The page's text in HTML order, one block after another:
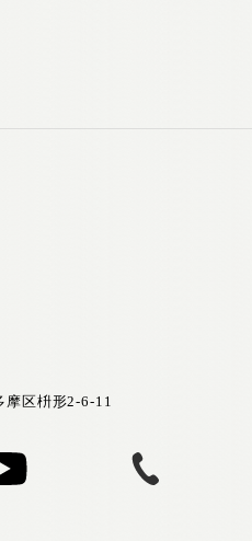
区枡形2-6-11